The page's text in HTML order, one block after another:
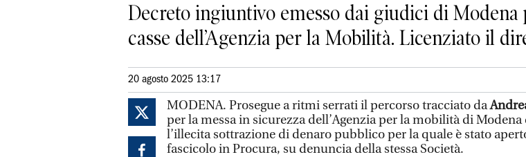
Decreto ingiuntivo emesso dai giudici di
casse dell’Agenzia per la Mobilità. Licenziato il
20 agosto 2025 13:17
MODENA. Prosegue a ritmi serrati il percorso tracciato da
per la messa in sicurezza dell’Agenzia per la mobilità di Modena
l’illecita sottrazione di denaro pubblico per la quale è stato
fascicolo in Procura, su denuncia della stessa Società.